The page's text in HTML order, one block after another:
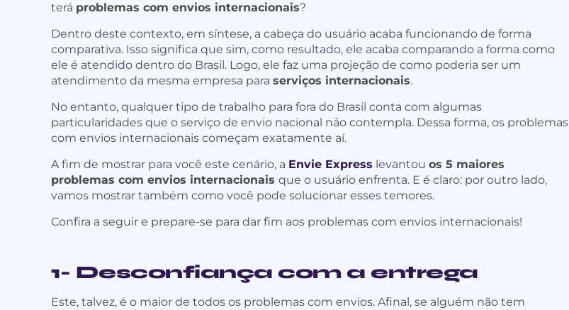
terá problemas com envios internacionais?
Dentro deste contexto, em síntese, a cabeça do usuário acaba funcionando de forma
comparativa. Isso significa que sim, como resultado, ele acaba comparando a forma como
ele é atendido dentro do Brasil. Logo, ele faz uma projeção de como poderia ser um
atendimento da mesma empresa para serviços internacionais.
No entanto, qualquer tipo de trabalho para fora do Brasil conta com algumas
particularidades que o serviço de envio nacional não contempla. Dessa forma, os problemas
com envios internacionais começam exatamente aí.
A fim de mostrar para você este cenário, a Envie Express levantou os 5 maiores
problemas com envios internacionais que o usuário enfrenta. E é claro: por outro lado,
vamos mostrar também como você pode solucionar esses temores.
Confira a seguir e prepare-se para dar fim aos problemas com envios internacionais!
1- Desconfiança com a entrega
Este, talvez, é o maior de todos os problemas com envios. Afinal, se alguém não tem